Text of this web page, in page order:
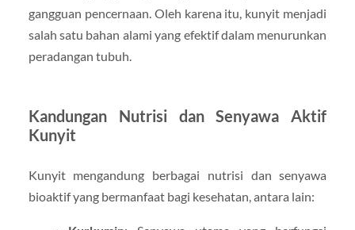
gangguan pencernaan. Oleh karena itu, kunyit menjadi
salah satu bahan alami yang efektif dalam menurunkan
peradangan tubuh.
Kandungan Nutrisi dan Senyawa Aktif
Kunyit
Kunyit mengandung berbagai nutrisi dan senyawa
bioaktif yang bermanfaat bagi kesehatan, antara lain: